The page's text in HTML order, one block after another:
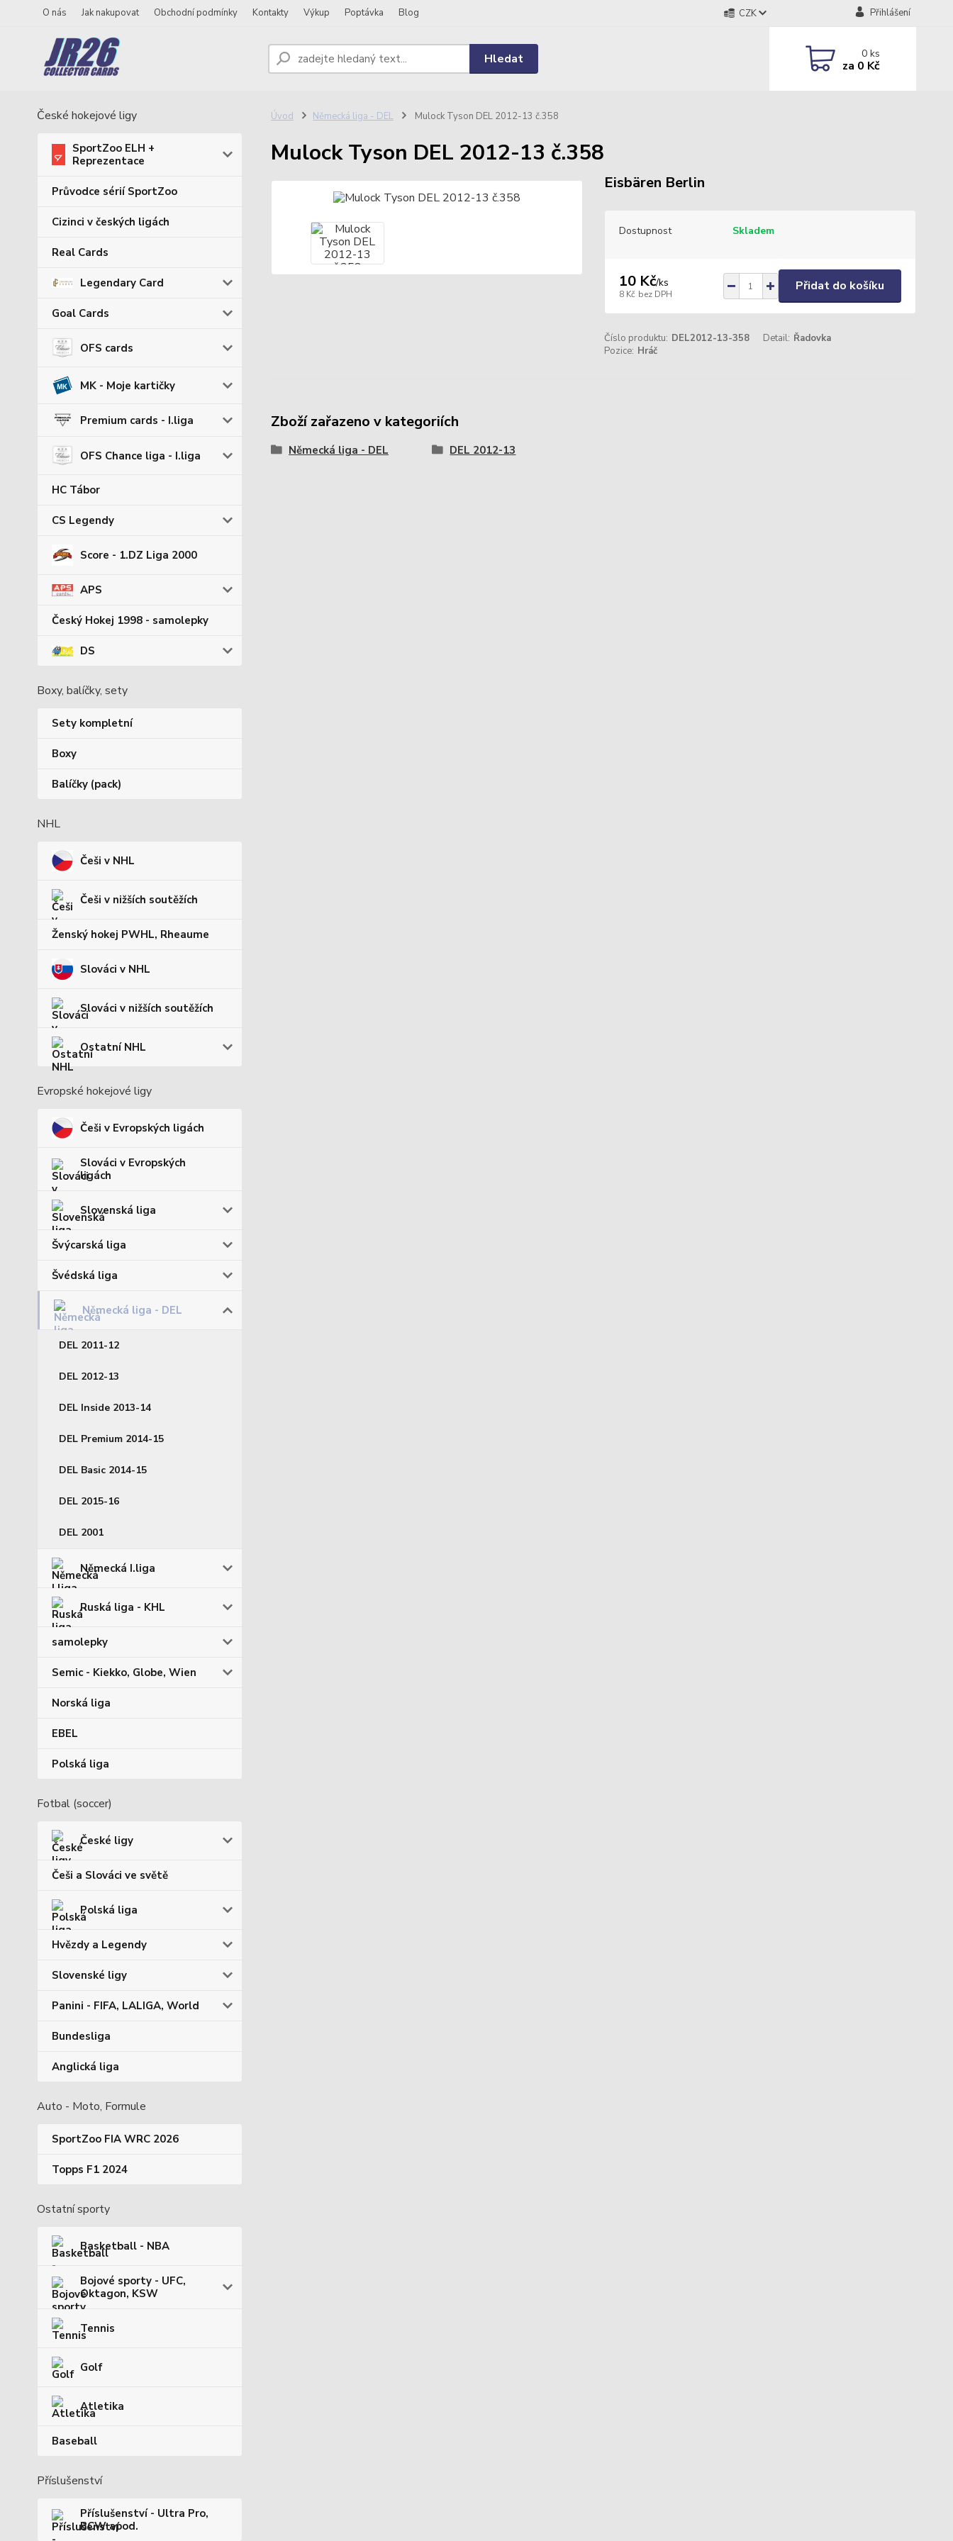
O nás Jak nakupovat Obchodní podmínky Kontakty Výkup Poptávka Blog CZK Přihlášení
Hledat 0ks
za 0 Kč
České hokejové ligy
SportZoo ELH +
Reprezentace
Průvodce sérií SportZoo
Cizinci v českých ligách
Real Cards
Legendary Card
Goal Cards
OFS cards
MK - Moje kartičky
Premium cards - I.liga
OFS Chance liga - I.liga
HC Tábor
CS Legendy
Score - 1.DZ Liga 2000
APS
Český Hokej 1998 - samolepky
DS
Boxy, balíčky, sety
Sety kompletní
Boxy
Balíčky (pack)
NHL
Češi v NHL
Češi v nižších soutěžích
Ženský hokej PWHL, Rheaume
Slováci v NHL
Slováci v nižších soutěžích
Ostatní NHL
Evropské hokejové ligy
Češi v Evropských ligách
Slováci v Evropských
ligách
Slovenská liga
Švýcarská liga
Švédská liga
Německá liga - DEL
DEL 2011-12
DEL 2012-13
DEL Inside 2013-14
DEL Premium 2014-15
DEL Basic 2014-15
DEL 2015-16
DEL 2001
Německá I.liga
Ruská liga - KHL
samolepky
Semic - Kiekko, Globe, Wien
Norská liga
EBEL
Polská liga
Fotbal (soccer)
České ligy
Češi a Slováci ve světě
Polská liga
Hvězdy a Legendy
Slovenské ligy
Panini - FIFA, LALIGA, World
Bundesliga
Anglická liga
Auto - Moto, Formule
SportZoo FIA WRC 2026
Topps F1 2024
Ostatní sporty
Basketball - NBA
Bojové sporty - UFC,
Oktagon, KSW
Tennis
Golf
Atletika
Baseball
Příslušenství
Příslušenství - Ultra Pro,
BCW apod.
Úvod Německá liga - DEL Mulock Tyson DEL 2012-13 č.358
Mulock Tyson DEL 2012-13 č.358
Eisbären Berlin
Dostupnost Skladem
10 Kč/ks
8 Kč bez DPH
Přidat do košíku
Číslo produktu: DEL2012-13-358 Detail: Řadovka
Pozice: Hráč
Zboží zařazeno v kategoriích
Německá liga - DEL DEL 2012-13